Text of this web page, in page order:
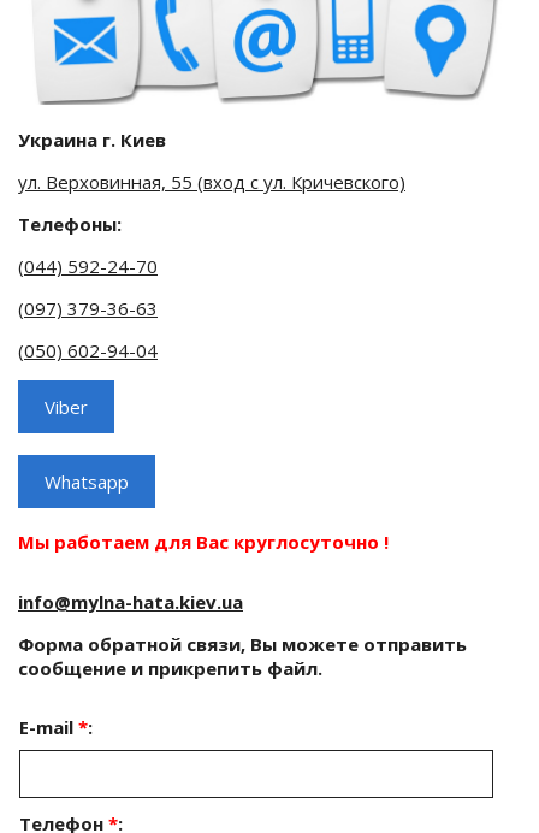
Украина г. Киев
ул. Верховинная, 55 (вход с ул. Кричевского)
Телефоны:
(044) 592-24-70
(097) 379-36-63
(050) 602-94-04
Мы работаем для Вас круглосуточно !
info@mylna-hata.kiev.ua
Форма обратной связи, Вы можете отправить
сообщение и прикрепить файл.
E-mail *:
Телефон *: